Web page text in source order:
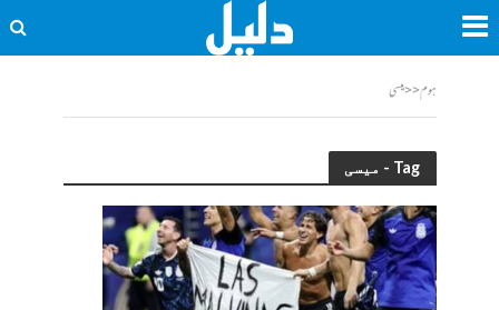
ہوم<<میسی
Tag - میسی